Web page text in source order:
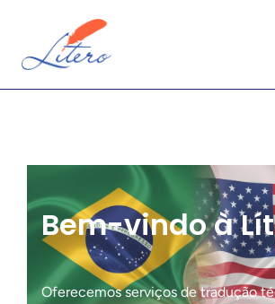
Bem-vindo à
Oferecemos serviços de tradução